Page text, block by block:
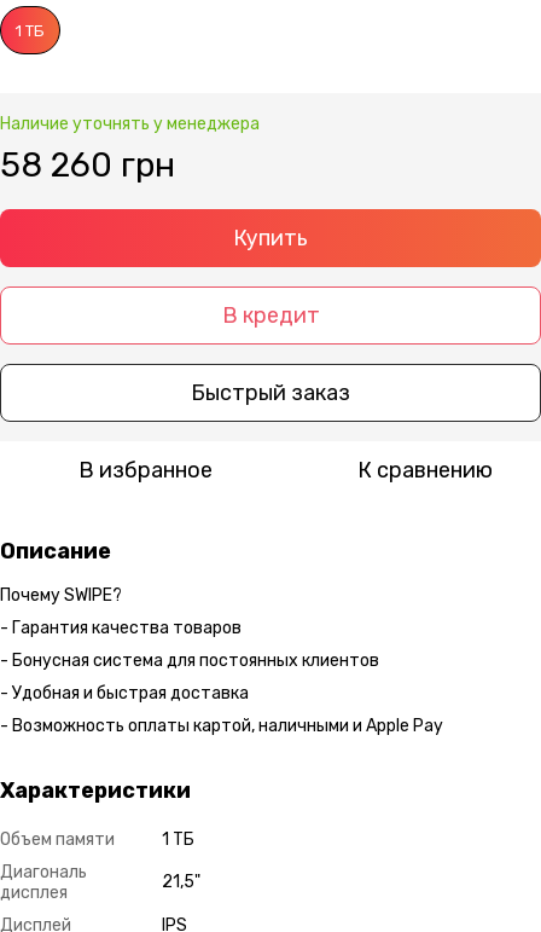
1 ТБ
Наличие уточнять у менеджера
58 260 грн
Купить
В кредит
Быстрый заказ
В избранное К сравнению
Описание
Почему SWIPE?
- Гарантия качества товаров
- Бонусная система для постоянных клиентов
- Удобная и быстрая доставка
- Возможность оплаты картой, наличными и Apple Pay
Характеристики
Объем памяти
1 ТБ
Диагональ
дисплея
21,5"
Дисплей
IPS